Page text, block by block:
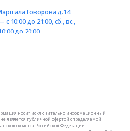
Говорова д.14
с 10:00 до 21:00, сб., вс.,
до 20:00.
носит исключительно информационный
является публичной офертой определяемой
кодекса Российской Федерации.